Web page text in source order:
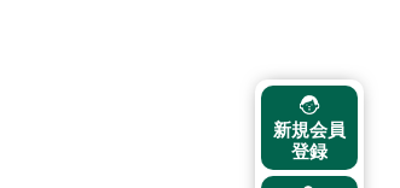
新規会員
登録